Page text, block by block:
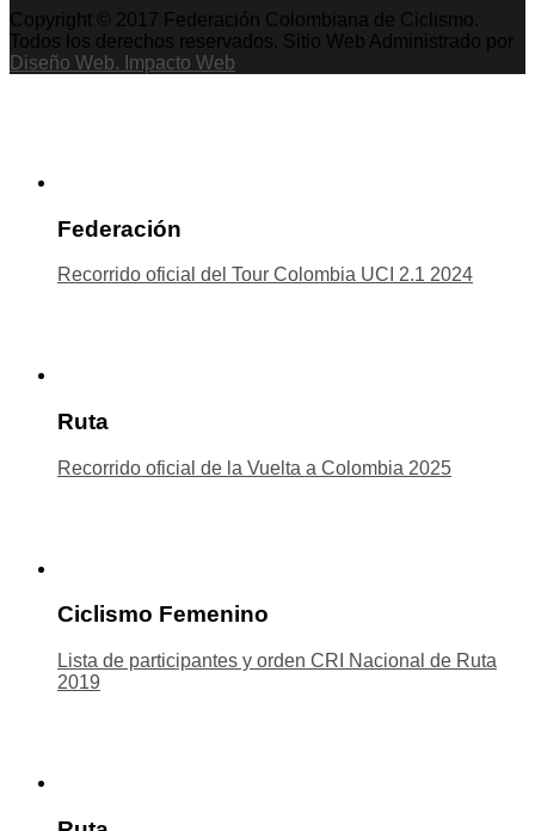
Copyright © 2017 Federación Colombiana de Ciclismo.
Todos los derechos reservados. Sitio Web Administrado por
Diseño Web. Impacto Web
Federación
Recorrido oficial del Tour Colombia UCI 2.1 2024
Ruta
Recorrido oficial de la Vuelta a Colombia 2025
Ciclismo Femenino
Lista de participantes y orden CRI Nacional de Ruta
2019